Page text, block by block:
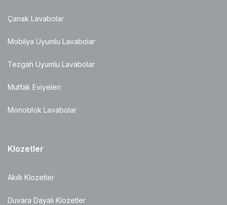
Çanak Lavabolar
Mobilya Uyumlu Lavabolar
Tezgah Uyumlu Lavabolar
Mutfak Eviyeleri
Monoblok Lavabolar
Klozetler
Akıllı Klozetler
Duvara Dayalı Klozetler